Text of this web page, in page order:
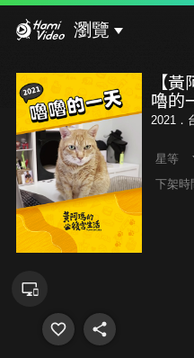
瀏覽
【
嚕的
2021．
星等
下架時